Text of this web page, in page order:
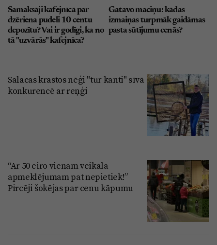
Samaksāji kafejnīcā par
dzēriena pudeli 10 centu
depozītu? Vai ir godīgi, ka no
tā "uzvārās" kafejnīca?
Gatavo maciņu: kādas
izmaiņas turpmāk gaidāmas
pasta sūtījumu cenās?
Salacas krastos nēģi "tur kanti" sīvā
konkurencē ar reņģi
“Ar 50 eiro vienam veikala
apmeklējumam pat nepietiek!”
Pircēji šokējas par cenu kāpumu